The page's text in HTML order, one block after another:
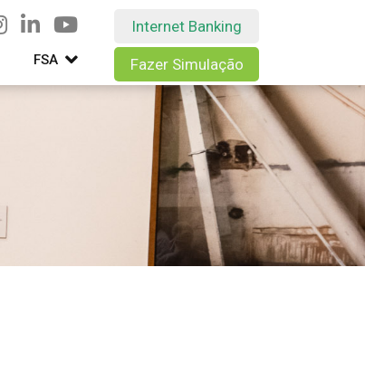
FSA
Internet Banking
Fazer Simulação